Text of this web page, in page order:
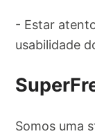
- Estar
usabilidade
Somos uma